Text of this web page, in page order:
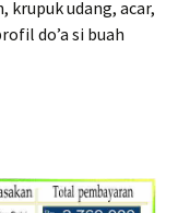
krupuk udang, acar,
do’a si buah